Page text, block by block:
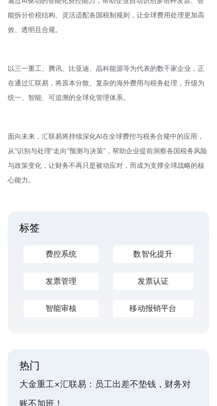
能拆分价税结构、灵活适配各国税制规则，让全球费用处理更加高
效、透明且合规。
以三一重工、腾讯、比亚迪、 晶科能源等为代表的数千家企业，正
在通过汇联易，将原本分散、复杂的海外费用与税务处理，升级为
统一、智能、可追溯的全球化管理体系。
面向未来，汇联易将持续深化AI在全球费控与税务合规中的应用，
从“识别与处理”走向“预测与决策”，帮助企业提前洞察各国税务风险
与政策变化，让财务不再只是被动应对，而成为支撑全球战略的核
心能力。
标签
费控系统 数智化提升
发票管理 发票认证
智能审核 移动报销平台
热门
大金重工×汇联易：员工出差不垫钱，财务对
账不加班！